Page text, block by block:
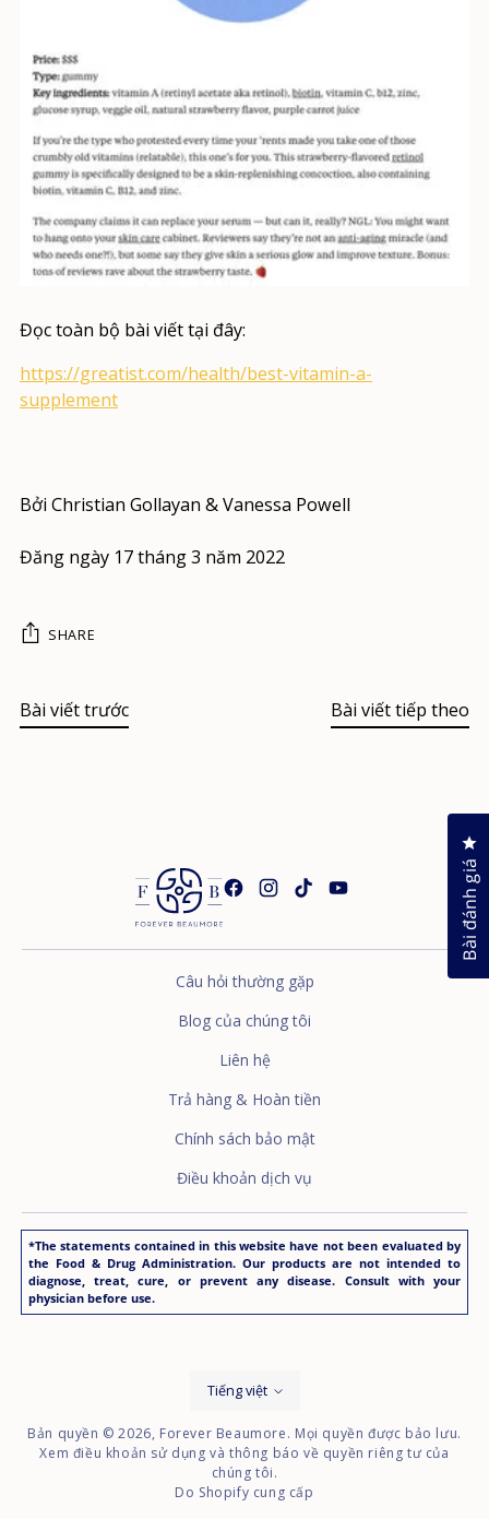
Đọc toàn bộ bài viết tại đây:
https://greatist.com/health/best-vitamin-a-
supplement
Bởi Christian Gollayan & Vanessa Powell
Đăng ngày 17 tháng 3 năm 2022
SHARE
Bài viết trước Bài viết tiếp theo
Câu hỏi thường gặp
Blog của chúng tôi
Liên hệ
Trả hàng & Hoàn tiền
Chính sách bảo mật
Điều khoản dịch vụ
*The statements contained in this website have not been evaluated by
the Food & Drug Administration. Our products are not intended to
diagnose, treat, cure, or prevent any disease. Consult with your
physician before use.
Ngôn
ngữ
Tiếng việt
Bản quyền © 2026, Forever Beaumore. Mọi quyền được bảo lưu.
Xem điều khoản sử dụng và thông báo về quyền riêng tư của
chúng tôi.
Do Shopify cung cấp
Bài đánh giá